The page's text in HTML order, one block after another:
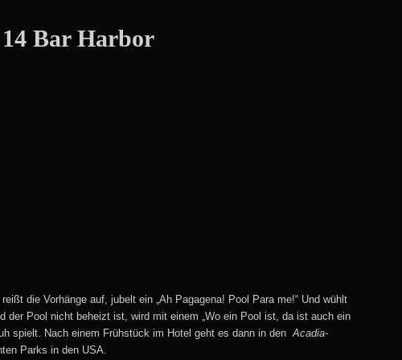
Bar Harbor
die Vorhänge auf, jubelt ein „Ah Pagagena! Pool Para me!“ Und wühlt
der Pool nicht beheizt ist, wird mit einem „Wo ein Pool ist, da ist auch ein
spielt. Nach einem Frühstück im Hotel geht es dann in den Acadia-
Parks in den USA.